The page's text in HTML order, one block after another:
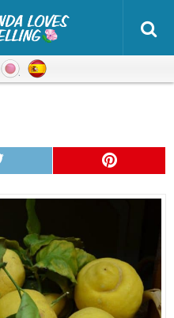
ItalianoJaponés